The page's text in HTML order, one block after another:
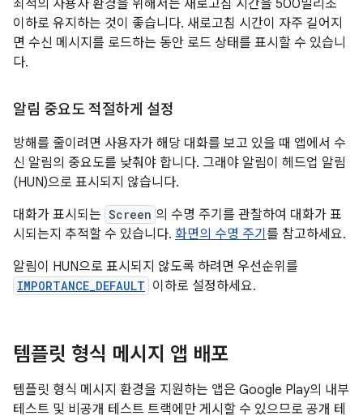
최적의 사용자 환경을 위해서는 새로고침 시간을 500밀리초
이하로 유지하는 것이 좋습니다. 새로고침 시간이 자주 길어지
면 수신 메시지를 로드하는 동안 로드 상태를 표시할 수 있습니
다.
알림 중요도 적절하게 설정
방해를 줄이려면 사용자가 해당 대화를 보고 있을 때 앱에서 수
신 알림의 중요도를 낮춰야 합니다. 그래야 알림이 헤드업 알림
(HUN)으로 표시되지 않습니다.
대화가 표시되는 Screen 의 수명 주기를 관찰하여 대화가 표
시되는지 추적할 수 있습니다. 화면의 수명 주기 를 참고하세요.
알림이 HUN으로 표시되지 않도록 하려면 우선순위를
IMPORTANCE_DEFAULT 이하로 설정하세요.
템플릿 형식 메시지 앱 배포
템플릿 형식 메시지 환경을 지원하는 앱은 Google Play의 내부
테스트 및 비공개 테스트 트랙에만 게시할 수 있으므로 공개 테